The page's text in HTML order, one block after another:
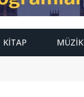
KITAP MÜZIK